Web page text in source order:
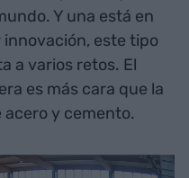
Y una está en
este tipo
a varios retos. El
es más cara que la
y cemento.